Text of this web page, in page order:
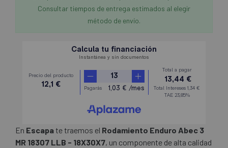
Consultar tiempos de entrega estimados al elegir
método de envío.
En Escapate traemos el Rodamiento Enduro Abec 3
MR 18307 LLB - 18X30X7, un componente de alta calidad